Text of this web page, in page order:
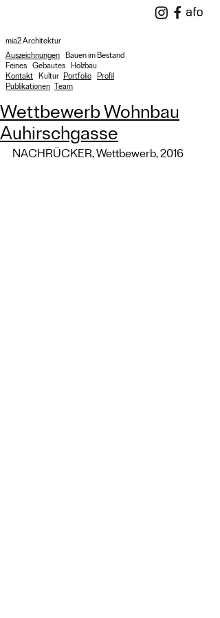
mia2 Architektur
Auszeichnungen Bauen im Bestand
Feines Gebautes Holzbau
Kontakt Kultur Portfolio Profil
Publikationen Team
Wettbewerb Wohnbau
Auhirschgasse
NACHRÜCKER, Wettbewerb, 2016